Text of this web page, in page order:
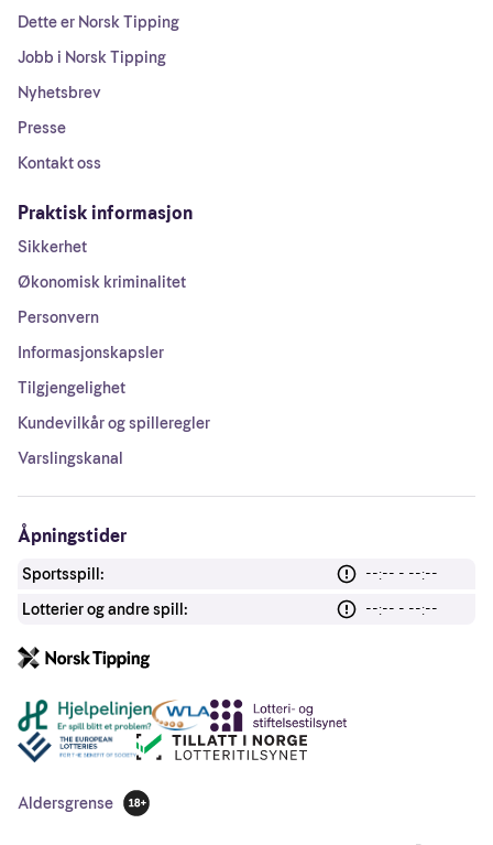
Dette er Norsk Tipping
Jobb i Norsk Tipping
Nyhetsbrev
Presse
Kontakt oss
Praktisk informasjon
Sikkerhet
Økonomisk kriminalitet
Personvern
Informasjonskapsler
Tilgjengelighet
Kundevilkår og spilleregler
Varslingskanal
Åpningstider
Sportsspill:
--:-- - --:--
Lotterier og andre spill:
--:-- - --:--
Andre lenker
Aldersgrense
18 år